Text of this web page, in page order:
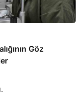
Göz